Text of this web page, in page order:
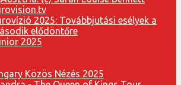
2025: Továbbjutási esélyek a
elődöntőre
2025
Közös Nézés 2025